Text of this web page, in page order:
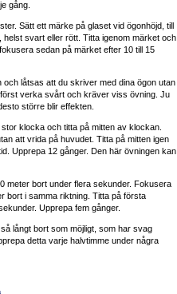
gång.
Sätt ett märke på glaset vid ögonhöjd, till
helst svart eller rött. Titta igenom märket och
sedan på märket efter 10 till 15
och låtsas att du skriver med dina ögon utan
verka svårt och kräver viss övning. Ju
större blir effekten.
klocka och titta på mitten av klockan.
att vrida på huvudet. Titta på mitten igen
Upprepa 12 gånger. Den här övningen kan
meter bort under flera sekunder. Fokusera
bort i samma riktning. Titta på första
Upprepa fem gånger.
långt bort som möjligt, som har svag
detta varje halvtimme under några